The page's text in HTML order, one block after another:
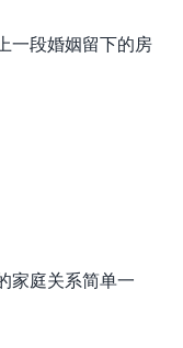
一段婚姻留下的房
家庭关系简单一